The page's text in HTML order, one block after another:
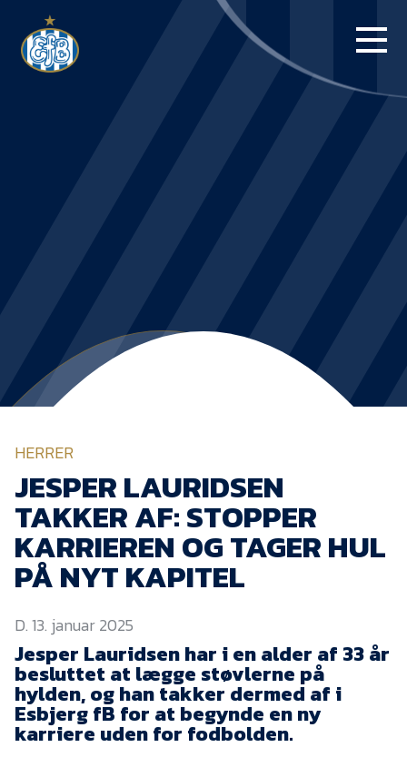
BLUE WATER
NYHEDER
Om Esbjerg fB
EfB Akademi
Samarbejde
Partnere
Blue Water Arena
Aktionærinformation
HERRER
JESPER LAURIDSEN
TAKKER AF: STOPPER
KARRIEREN OG TAGER HUL
PÅ NYT KAPITEL
D. 13. januar 2025
Jesper Lauridsen har i en alder af 33 år
besluttet at lægge støvlerne på
hylden, og han takker dermed af i
Esbjerg fB for at begynde en ny
karriere uden for fodbolden.